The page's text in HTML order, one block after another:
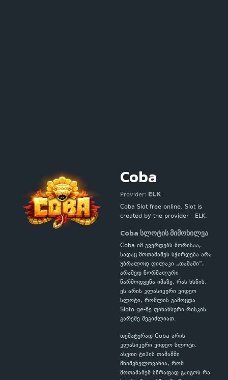
Coba
Provider: ELK
Coba Slot free online. Slot is
created by the provider - ELK.
Coba სლოტის მიმოხილვა
Coba იმ გვერდებს შორისაა,
სადაც მოთამაშეს სჭირდება არა
უბრალოდ ღილაკი „თამაში“,
არამედ ნორმალური
წარმოდგენა იმაზე, რას ხსნის.
ეს არის კლასიკური ვიდეო
სლოტი, რომლის გამოცდა
Sloto.ge-ზე ფინანსური რისკის
გარეშე შეგიძლიათ.
თემატურად Coba არის
კლასიკური ვიდეო სლოტი.
ასეთი ტიპის თამაშში
მნიშვნელოვანია, რომ
მოთამაშემ სწრაფად გაიგოს რა